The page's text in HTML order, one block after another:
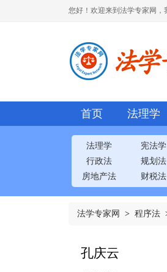
您好！欢迎来到法学专家网
首页 法理学
法理学 宪法学
行政法
规划法
房地产法
财税法
法学专家网 > 程序法
孔庆云